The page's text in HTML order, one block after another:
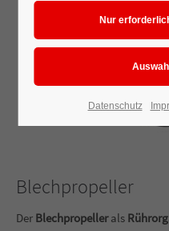
Blechpropeller
Der Blechpropellerals
Datenschutz